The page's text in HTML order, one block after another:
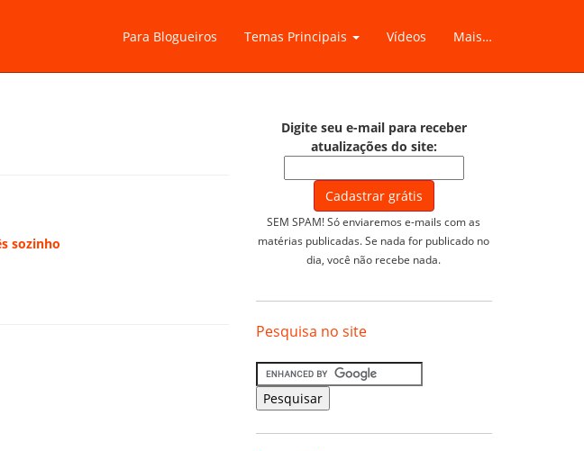
Para Blogueiros Temas Principais Vídeos Mais…
sozinho
Digite seu e-mail para receber
atualizações do site:
SEM SPAM! Só enviaremos e-mails com as
matérias publicadas. Se nada for publicado no
dia, você não recebe nada.
Pesquisa no site